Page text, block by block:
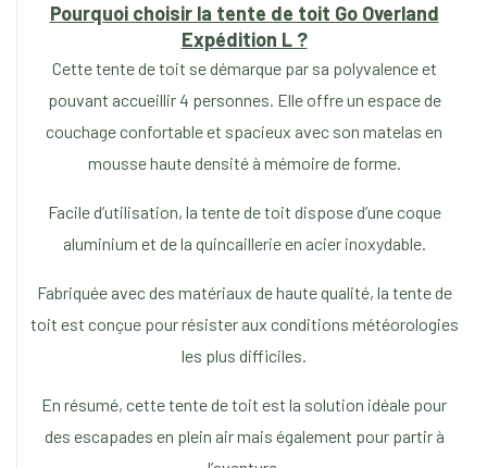
Pourquoi choisir la tente de toit Go Overland
Expédition L ?
Cette tente de toit se démarque par sa polyvalence et
pouvant accueillir 4 personnes. Elle offre un espace de
couchage confortable et spacieux avec son matelas en
mousse haute densité à mémoire de forme.
Facile d’utilisation, la tente de toit dispose d’une coque
aluminium et de la quincaillerie en acier inoxydable.
Fabriquée avec des matériaux de haute qualité, la tente de
toit est conçue pour résister aux conditions météorologies
les plus difficiles.
En résumé, cette tente de toit est la solution idéale pour
des escapades en plein air mais également pour partir à